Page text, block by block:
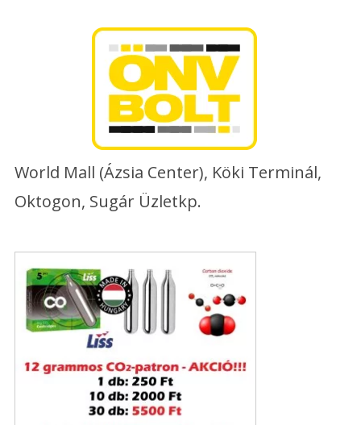
World Mall (Ázsia Center), Köki Terminál,
Oktogon, Sugár Üzletkp.